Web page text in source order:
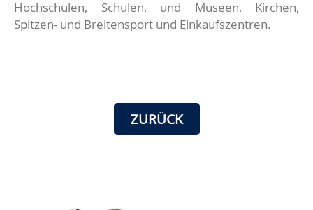
Hochschulen, Schulen, und Museen, Kirchen,
Spitzen- und Breitensport und Einkaufszentren.
ZURÜCK